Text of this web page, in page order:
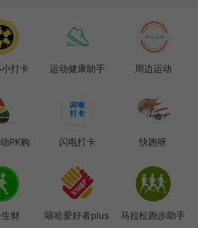
打卡 运动健康助手 周边运动
PK购 闪电打卡 快跑呀
财 嘻哈爱好者plus 马拉松跑步助手